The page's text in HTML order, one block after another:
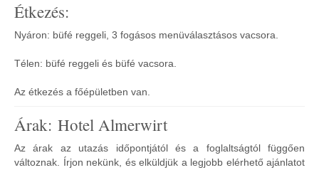
Étkezés:
Nyáron: büfé reggeli, 3 fogásos menüválasztásos vacsora.
Télen: büfé reggeli és büfé vacsora.
Az étkezés a főépületben van.
Árak: Hotel Almerwirt
Az árak az utazás időpontjától és a foglaltságtól függően
változnak. Írjon nekünk, és elküldjük a legjobb elérhető ajánlatot